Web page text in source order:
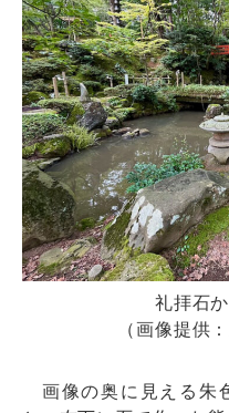
礼拝石
（画像提供
画像の奥に見える朱